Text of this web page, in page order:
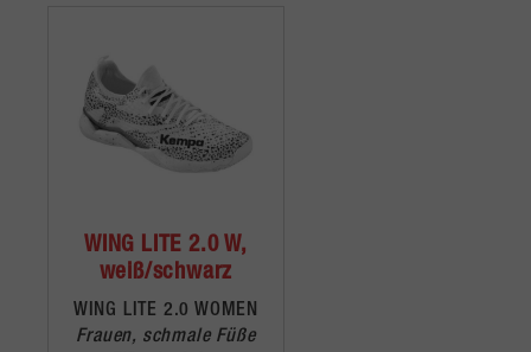
WING LITE 2.0 W,
weiß/schwarz
WING LITE 2.0 WOMEN
Frauen, schmale Füße